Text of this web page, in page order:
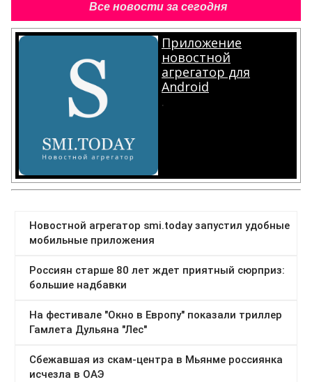
Все новости за сегодня
Приложение
новостной
агрегатор для
Android
.